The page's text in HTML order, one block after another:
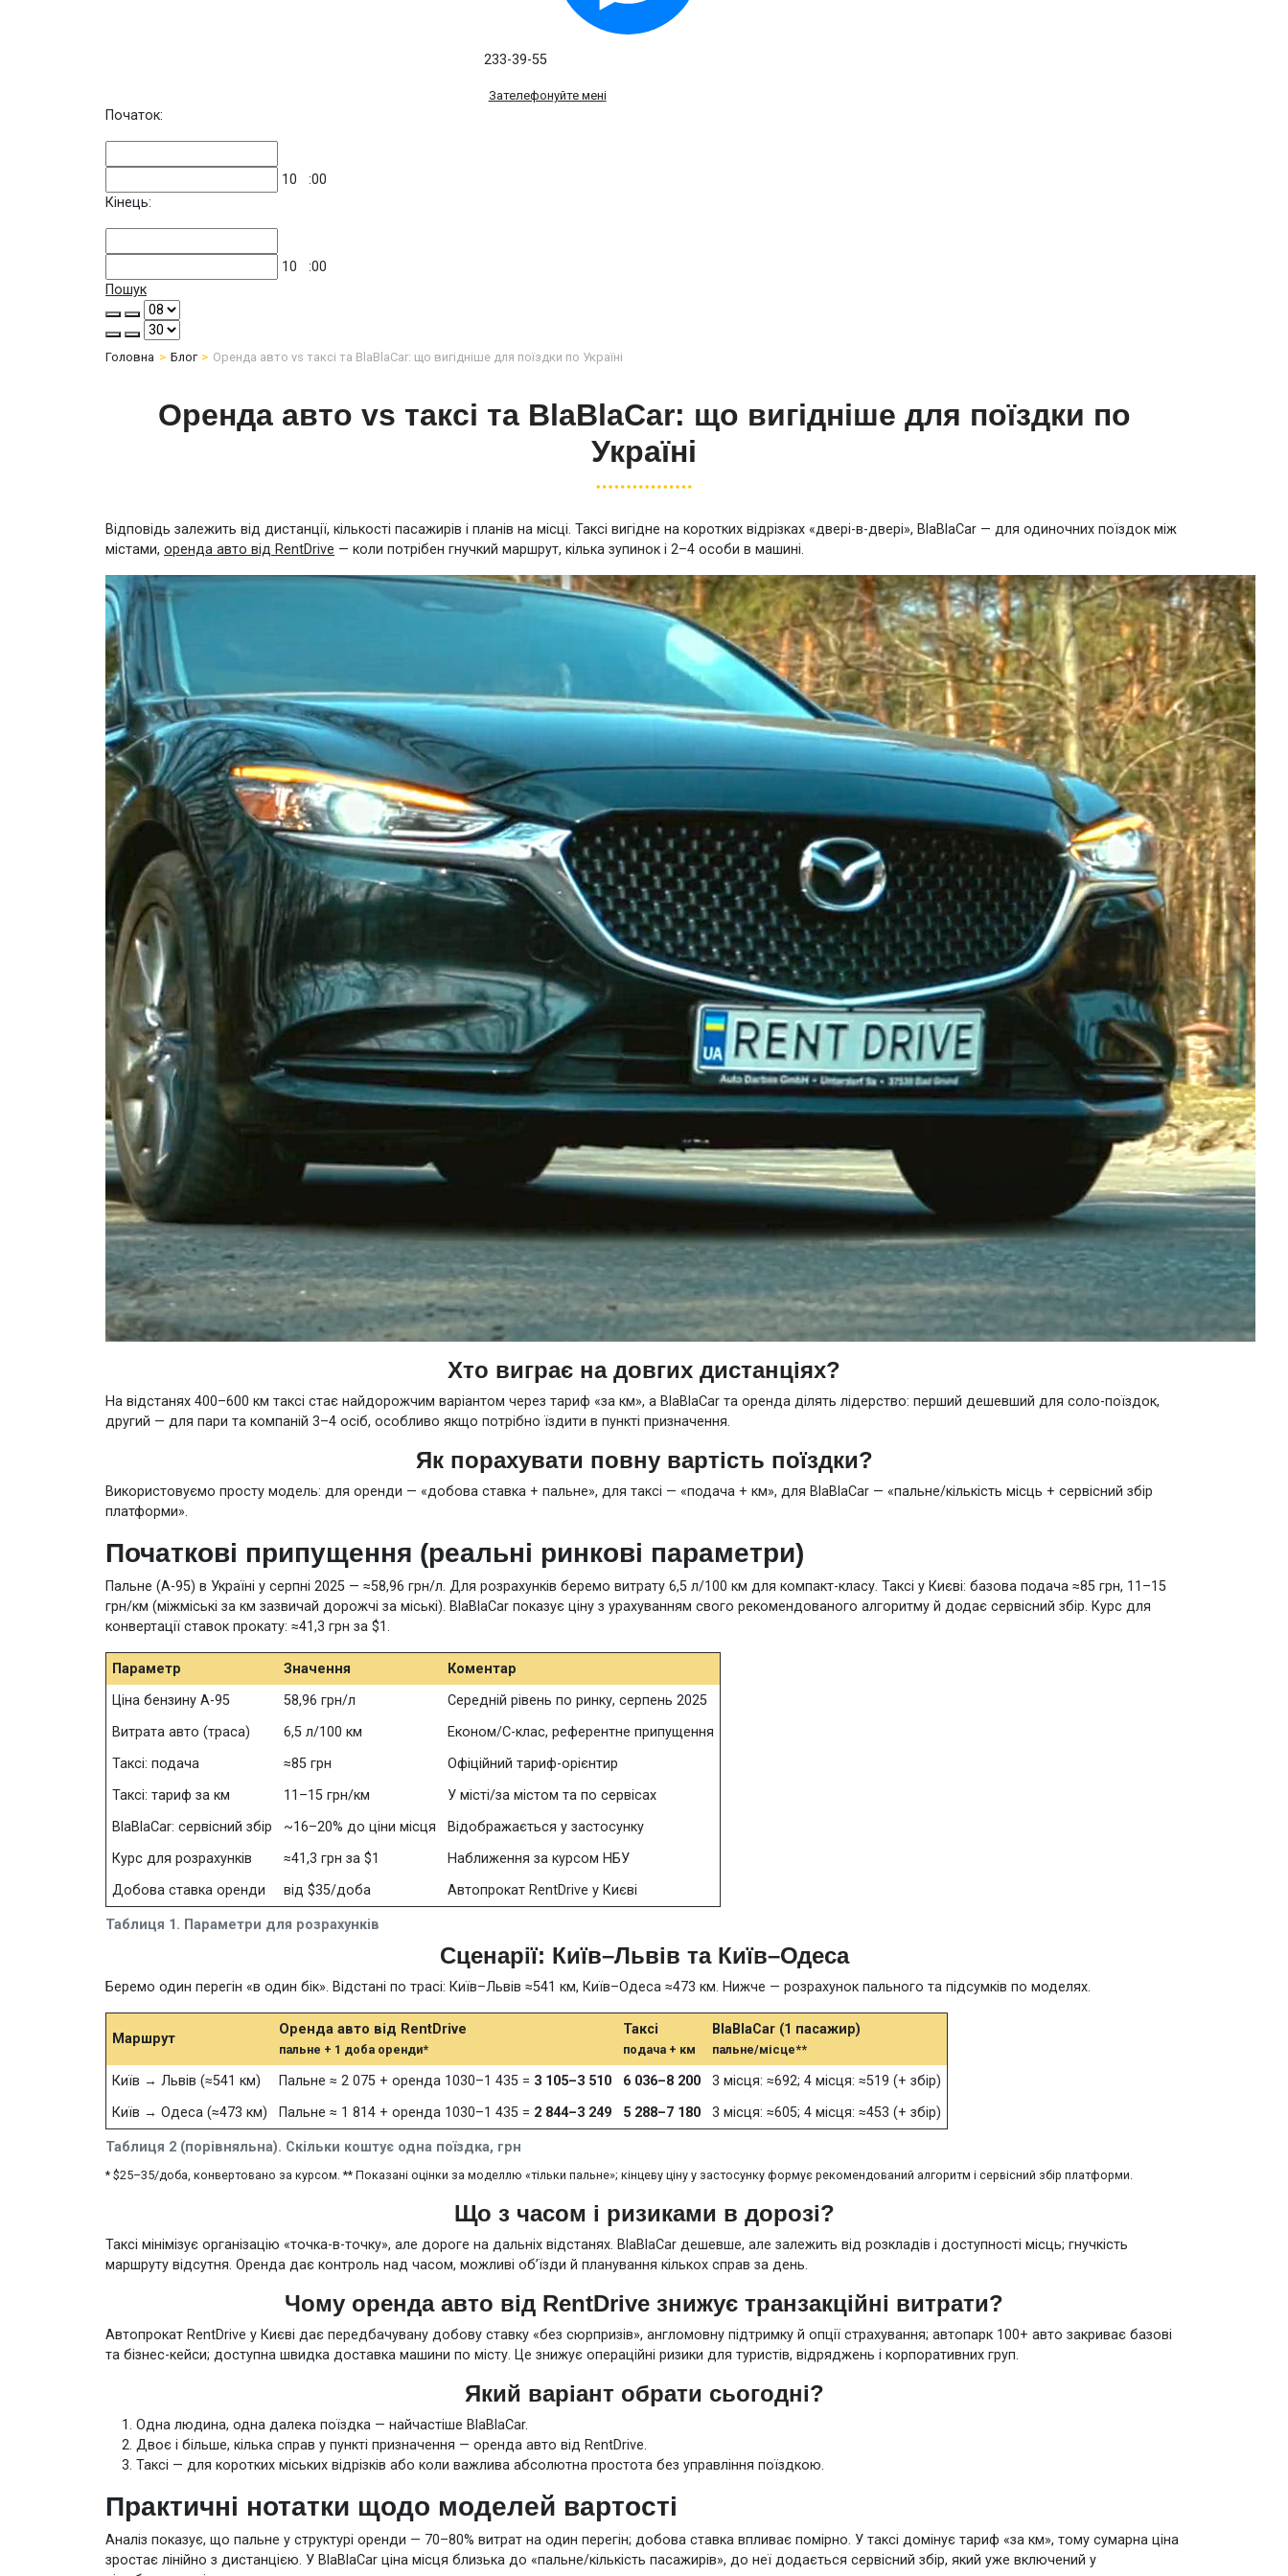
233-39-55
Зателефонуйте мені
Початок:
10
:00
Кінець:
10
:00
Пошук
Головна Блог Оренда авто vs таксі та BlaBlaCar: що вигідніше для поїздки по Україні
Оренда авто vs таксі та BlaBlaCar: що вигідніше для поїздки по
Україні
Відповідь залежить від дистанції, кількості пасажирів і планів на місці. Таксі вигідне на коротких відрізках «двері-в-двері», BlaBlaCar — для одиночних поїздок між
містами, оренда авто від RentDrive — коли потрібен гнучкий маршрут, кілька зупинок і 2–4 особи в машині.
Хто виграє на довгих дистанціях?
На відстанях 400–600 км таксі стає найдорожчим варіантом через тариф «за км», а BlaBlaCar та оренда ділять лідерство: перший дешевший для соло-поїздок,
другий — для пари та компаній 3–4 осіб, особливо якщо потрібно їздити в пункті призначення.
Як порахувати повну вартість поїздки?
Використовуємо просту модель: для оренди — «добова ставка + пальне», для таксі — «подача + км», для BlaBlaCar — «пальне/кількість місць + сервісний збір
платформи».
Початкові припущення (реальні ринкові параметри)
Пальне (A-95) в Україні у серпні 2025 — ≈58,96 грн/л. Для розрахунків беремо витрату 6,5 л/100 км для компакт-класу. Таксі у Києві: базова подача ≈85 грн, 11–15
грн/км (міжміські за км зазвичай дорожчі за міські). BlaBlaCar показує ціну з урахуванням свого рекомендованого алгоритму й додає сервісний збір. Курс для
конвертації ставок прокату: ≈41,3 грн за $1.
Таблиця 1. Параметри для розрахунків
Параметр Значення
Коментар
Ціна бензину А-95
58,96 грн/л
Середній рівень по ринку, серпень 2025
Витрата авто (траса)
6,5 л/100 км
Економ/С-клас, референтне припущення
Таксі: подача
≈85 грн
Офіційний тариф-орієнтир
Таксі: тариф за км
11–15 грн/км
У місті/за містом та по сервісах
BlaBlaCar: сервісний збір
~16–20% до ціни місця
Відображається у застосунку
Курс для розрахунків
≈41,3 грн за $1
Наближення за курсом НБУ
Добова ставка оренди
від $35/доба Автопрокат RentDrive у Києві
Сценарії: Київ–Львів та Київ–Одеса
Беремо один перегін «в один бік». Відстані по трасі: Київ–Львів ≈541 км, Київ–Одеса ≈473 км. Нижче — розрахунок пального та підсумків по моделях.
Таблиця 2 (порівняльна). Скільки коштує одна поїздка, грн
Маршрут
Оренда авто від RentDrive
пальне + 1 доба оренди*
Таксі
подача + км
BlaBlaCar (1 пасажир)
пальне/місце**
Київ → Львів (≈541 км) Пальне ≈ 2 075 + оренда 1030–1 435 = 3 105–3 510 6 036–8 200
3 місця: ≈692; 4 місця: ≈519 (+ збір)
Київ → Одеса (≈473 км)
Пальне ≈ 1 814 + оренда 1030–1 435 = 2 844–3 249 5 288–7 180 3 місця: ≈605; 4 місця: ≈453 (+ збір)
* $25–35/доба, конвертовано за курсом. ** Показані оцінки за моделлю «тільки пальне»; кінцеву ціну у застосунку формує рекомендований алгоритм і сервісний збір платформи.
Що з часом і ризиками в дорозі?
Таксі мінімізує організацію «точка-в-точку», але дороге на дальніх відстанях. BlaBlaCar дешевше, але залежить від розкладів і доступності місць; гнучкість
маршруту відсутня. Оренда дає контроль над часом, можливі об’їзди й планування кількох справ за день.
Чому оренда авто від RentDrive знижує транзакційні витрати?
Автопрокат RentDrive у Києві дає передбачувану добову ставку «без сюрпризів», англомовну підтримку й опції страхування; автопарк 100+ авто закриває базові
та бізнес-кейси; доступна швидка доставка машини по місту. Це знижує операційні ризики для туристів, відряджень і корпоративних груп.
Який варіант обрати сьогодні?
Одна людина, одна далека поїздка — найчастіше BlaBlaCar.
Двоє і більше, кілька справ у пункті призначення — оренда авто від RentDrive.
Таксі — для коротких міських відрізків або коли важлива абсолютна простота без управління поїздкою.
Практичні нотатки щодо моделей вартості
Аналіз показує, що пальне у структурі оренди — 70–80% витрат на один перегін; добова ставка впливає помірно. У таксі домінує тариф «за км», тому сумарна ціна
зростає лінійно з дистанцією. У BlaBlaCar ціна місця близька до «пальне/кількість пасажирів», до неї додається сервісний збір, який уже включений у